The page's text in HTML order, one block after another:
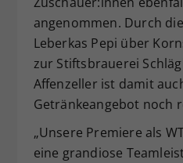
angenommen. Durch
Leberkas Pepi über
zur Stiftsbrauerei
Affenzeller ist damit
Getränkeangebot noch
„Unsere Premiere als
eine grandiose